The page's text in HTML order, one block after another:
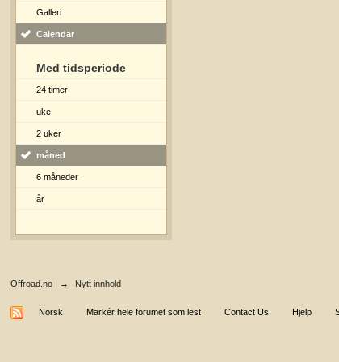
Galleri
Calendar
Med tidsperiode
24 timer
uke
2 uker
måned
6 måneder
år
Offroad.no → Nytt innhold
Norsk Markér hele forumet som lest Contact Us Hjelp